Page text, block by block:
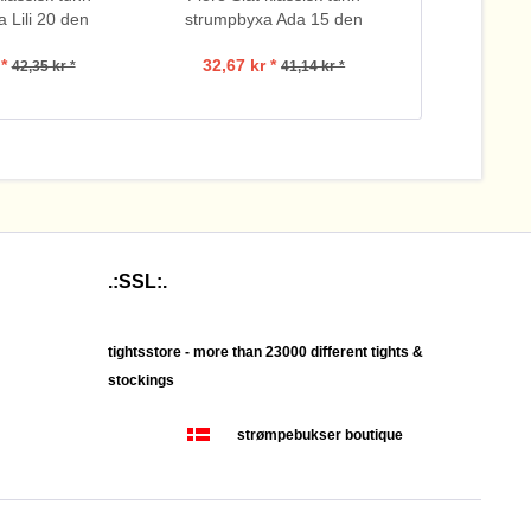
Lili 20 den
42,35 kr *
strumpbyxa Ada 15 den
32,67 kr * 41,14 kr *
.:SSL:.
tightsstore - more than 23000 different tights &
stockings
strømpebukser boutique